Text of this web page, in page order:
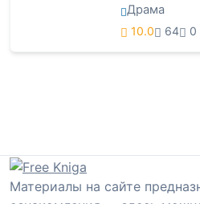
Драма
10.0 64 0
Материалы на сайте